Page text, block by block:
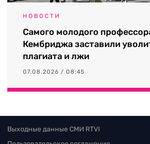
НОВОСТИ
Самого молодого
Кембриджа заставили
плагиата и лжи
07.08.2026 / 08:45
Выходные данные СМИ RTVI